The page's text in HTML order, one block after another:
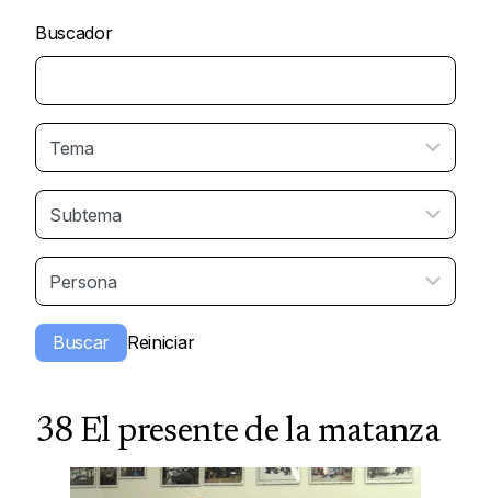
Buscador
38 El presente de la matanza